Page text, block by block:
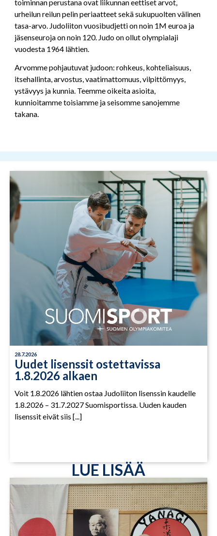
toiminnan perustana ovat liikunnan eettiset arvot,
urheilun reilun pelin periaatteet sekä sukupuolten välinen
tasa-arvo. Judoliiton vuosibudjetti on noin 1M euroa ja
jäsenseuroja on noin 120. Judo on ollut olympialaji
vuodesta 1964 lähtien.
Arvomme pohjautuvat judoon: rohkeus, kohteliaisuus,
itsehallinta, arvostus, vaatimattomuus, vilpittömyys,
ystävyys ja kunnia. Teemme oikeita asioita,
kunnioitamme toisiamme ja seisomme sanojemme
takana.
28.7.2026
Uudet lisenssit ostettavissa
1.8.2026 alkaen
Voit 1.8.2026 lähtien ostaa Judoliiton lisenssin kaudelle
1.8.2026 – 31.7.2027 Suomisportissa. Uuden kauden
lisenssit eivät siis [...]
LUE LISÄÄ